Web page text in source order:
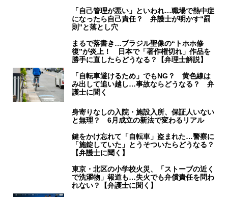
「自己管理が悪い」といわれ…職場で熱中症
になったら自己責任？ 弁護士が明かす“罰
則”と落とし穴
まるで落書き…ブラジル聖像の“トホホ修
復”が炎上！ 日本で「著作権切れ」作品を
勝手に直したらどうなる？【弁理士解説】
「自転車避けるため」でもNG？ 黄色線は
み出して追い越し…事故ならどうなる？ 弁
護士に聞く
身寄りなしの入院・施設入所、保証人いない
と無理？ 6月成立の新法で変わるリアル
鍵をかけ忘れて「自転車」盗まれた…警察に
「施錠していた」とうそついたらどうなる？
【弁護士に聞く】
東京・北区の小学校火災、「ストーブの近く
で洗濯物」報道も…失火でも弁償責任を問わ
れない？【弁護士に聞く】